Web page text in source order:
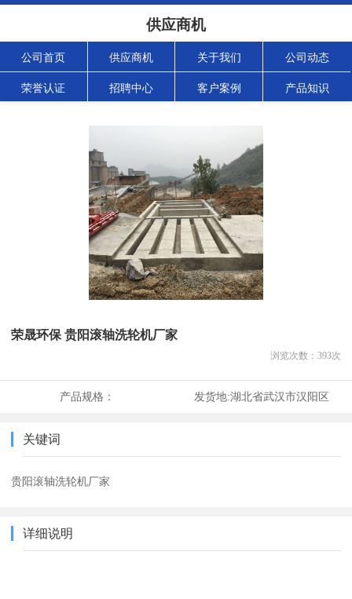
供应商机
公司首页 供应商机 关于我们 公司动态
荣誉认证 招聘中心 客户案例 产品知识
荣晟环保 贵阳滚轴洗轮机厂家
浏览次数： 393次
产品规格： 发货地:湖北省武汉市汉阳区
关键词
贵阳滚轴洗轮机厂家
详细说明